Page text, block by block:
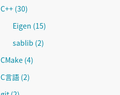
C++ (30)
Eigen (15)
sablib (2)
CMake (4)
C言語 (2)